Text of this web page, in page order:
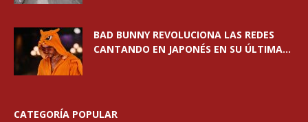
BAD BUNNY REVOLUCIONA LAS REDES
CANTANDO EN JAPONÉS EN SU ÚLTIMA...
CATEGORÍA POPULAR